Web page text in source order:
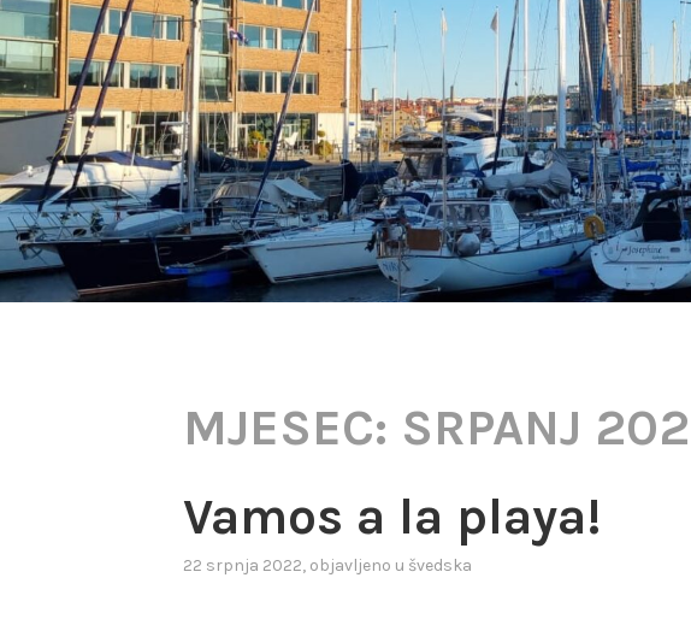
MJESEC: SRPANJ
Vamos a la playa!
22 srpnja 2022, objavljeno u švedska